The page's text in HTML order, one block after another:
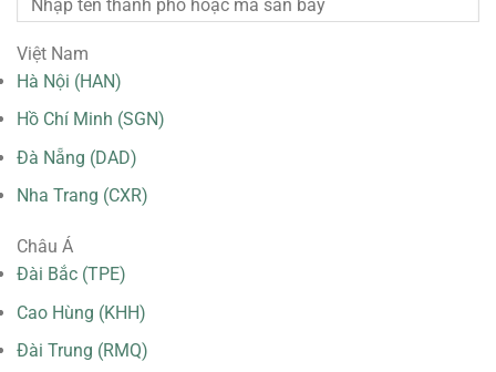
Việt Nam
Hà Nội (HAN)
Hồ Chí Minh (SGN)
Đà Nẵng (DAD)
Nha Trang (CXR)
Châu Á
Đài Bắc (TPE)
Cao Hùng (KHH)
Đài Trung (RMQ)